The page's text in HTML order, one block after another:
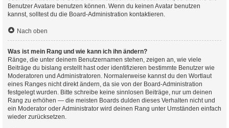
Benutzer Avatare benutzen können. Wenn du keinen Avatar benutzen
kannst, solltest du die Board-Administration kontaktieren.
Nach oben
Was ist mein Rang und wie kann ich ihn ändern?
Ränge, die unter deinem Benutzernamen stehen, zeigen an, wie viele
Beiträge du bislang erstellt hast oder identifizieren bestimmte Benutzer wie
Moderatoren und Administratoren. Normalerweise kannst du den Wortlaut
eines Ranges nicht direkt ändern, da sie von der Board-Administration
festgelegt wurden. Bitte schreibe keine sinnlosen Beiträge, nur um deinen
Rang zu erhöhen — die meisten Boards dulden dieses Verhalten nicht und
ein Moderator oder Administrator wird deinen Rang unter Umständen einfach
wieder zurücksetzen.